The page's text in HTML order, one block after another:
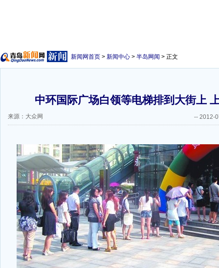
新闻网首页 > 新闻中心 > 半岛网闻 > 正文
中环国际广场白领等电梯排到大街上
来源：大众网 -- 2012-